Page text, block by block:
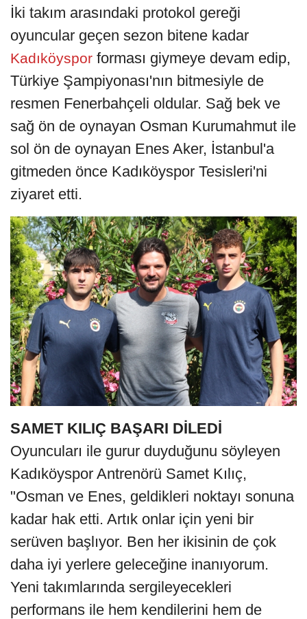
İki takım arasındaki protokol gereği
oyuncular geçen sezon bitene kadar
Kadıköyspor forması giymeye devam edip,
Türkiye Şampiyonası'nın bitmesiyle de
resmen Fenerbahçeli oldular. Sağ bek ve
sağ ön de oynayan Osman Kurumahmut ile
sol ön de oynayan Enes Aker, İstanbul'a
gitmeden önce Kadıköyspor Tesisleri'ni
ziyaret etti.
SAMET KILIÇ BAŞARI DİLEDİ
Oyuncuları ile gurur duyduğunu söyleyen
Kadıköyspor Antrenörü Samet Kılıç,
"Osman ve Enes, geldikleri noktayı sonuna
kadar hak etti. Artık onlar için yeni bir
serüven başlıyor. Ben her ikisinin de çok
daha iyi yerlere geleceğine inanıyorum.
Yeni takımlarında sergileyecekleri
performans ile hem kendilerini hem de